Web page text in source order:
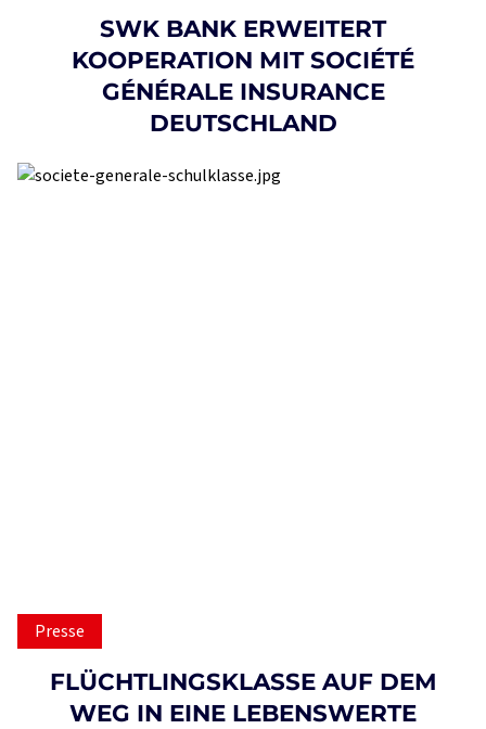
SWK BANK ERWEITERT
KOOPERATION MIT SOCIÉTÉ
GÉNÉRALE INSURANCE
DEUTSCHLAND
Presse
FLÜCHTLINGSKLASSE AUF DEM
WEG IN EINE LEBENSWERTE